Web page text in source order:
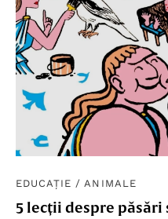
EDUCAȚIE / ANIMALE
5 lecții despre păsări